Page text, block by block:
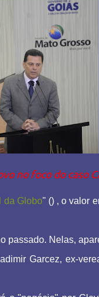
no foco do caso
da Globo" () , o valor
passado. Nelas,
Garcez, ex-